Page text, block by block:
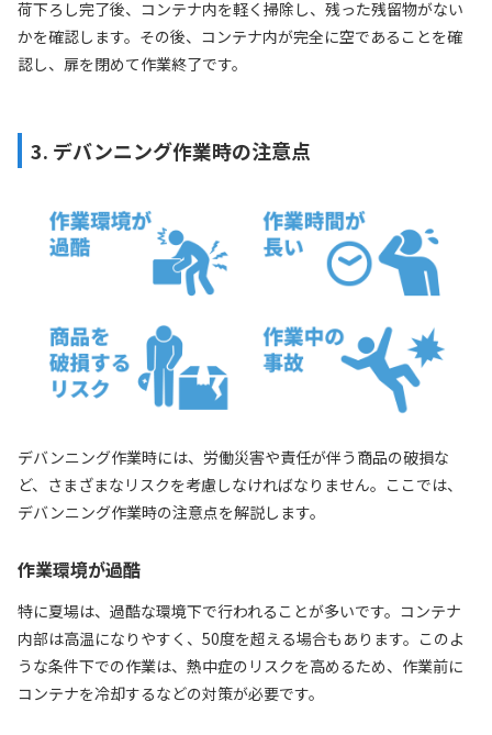
荷下ろし完了後、コンテナ内を軽く掃除し、残った残留物がない
かを確認します。その後、コンテナ内が完全に空であることを確
認し、扉を閉めて作業終了です。
3. デバンニング作業時の注意点
デバンニング作業時には、労働災害や責任が伴う商品の破損な
ど、さまざまなリスクを考慮しなければなりません。ここでは、
デバンニング作業時の注意点を解説します。
作業環境が過酷
特に夏場は、過酷な環境下で行われることが多いです。コンテナ
内部は高温になりやすく、50度を超える場合もあります。このよ
うな条件下での作業は、熱中症のリスクを高めるため、作業前に
コンテナを冷却するなどの対策が必要です。